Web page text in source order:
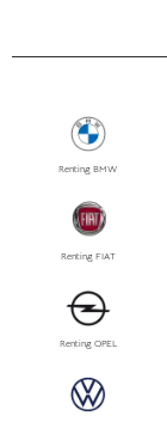
Renting BMW
Renting FIAT
Renting OPEL